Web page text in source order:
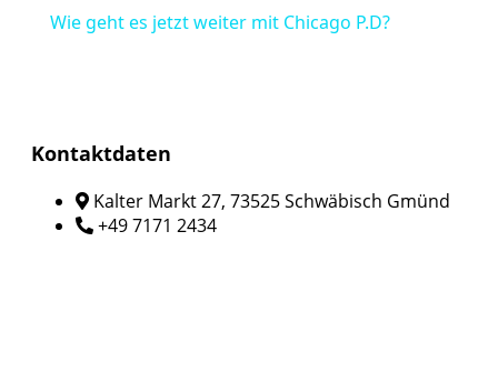
Wie geht es jetzt weiter mit Chicago P.D?
Kontaktdaten
Kalter Markt 27, 73525 Schwäbisch Gmünd
+49 7171 2434